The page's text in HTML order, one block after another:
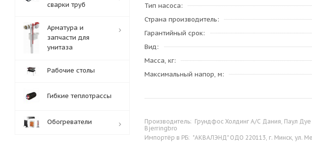
Тип насоса
Страна производитель
Гарантийный срок
Вид
Масса, кг
Максимальный напор, м
Производитель: Грундфос Холдинг А/С Дания, Паул
Bjerringbro
Импортёр в РБ: "АКВАЛЭНД" ОДО 220113, г. Минск, ул.
сварки труб
Арматура и
запчасти для
унитаза
Рабочие столы
Гибкие теплотрассы
Обогреватели